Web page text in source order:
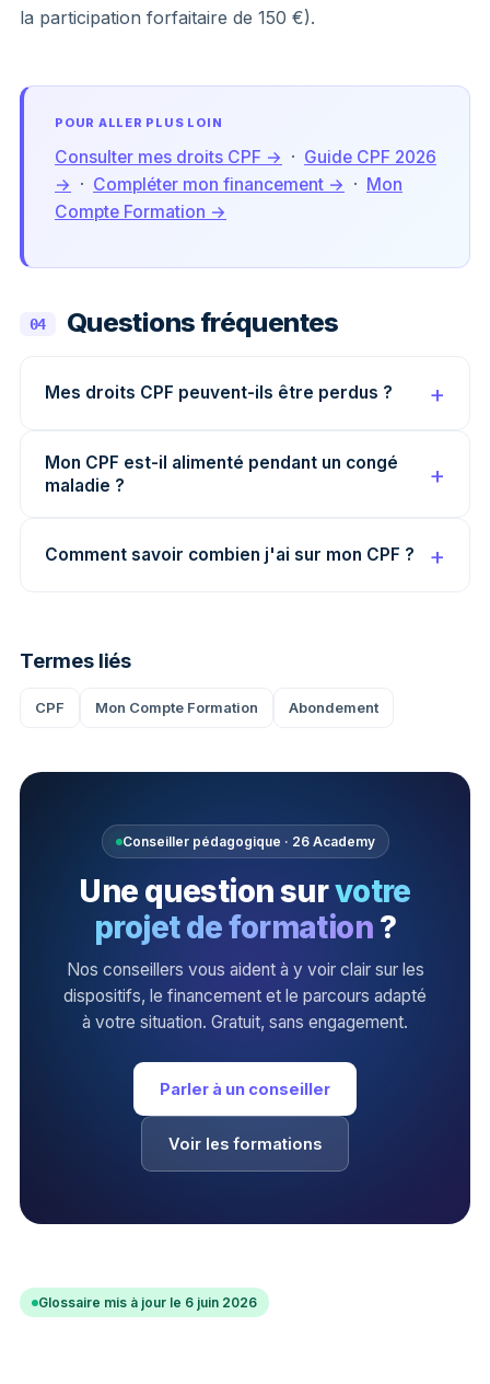
la participation forfaitaire de 150 €).
POUR ALLER PLUS LOIN
Consulter mes droits CPF → · Guide CPF 2026
→ · Compléter mon financement → · Mon
Compte Formation →
04 Questions fréquentes
Mes droits CPF peuvent-ils être perdus ?
Mon CPF est-il alimenté pendant un congé
maladie ?
Comment savoir combien j'ai sur mon CPF ?
Termes liés
CPF Mon Compte Formation Abondement
Conseiller pédagogique · 26 Academy
Une question survotre
projet de formation ?
Nos conseillers vous aident à y voir clair sur les
dispositifs, le financement et le parcours adapté
à votre situation. Gratuit, sans engagement.
Parler à un conseiller
Voir les formations
Glossaire mis à jour le 6 juin 2026